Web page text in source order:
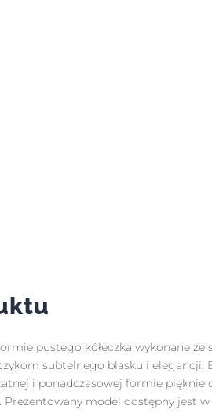
pustego kółeczka wykonane
subtelnego blasku i
i ponadczasowej formie
Prezentowany model dostępny jest